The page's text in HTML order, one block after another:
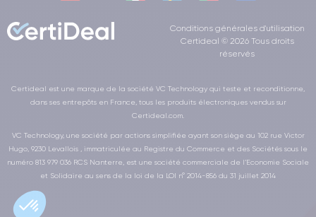
Conditions générales d'utilisation
Certideal © 2026 Tous droits
réservés
Certideal est une marque de la société VC Technology qui teste et reconditionne,
dans ses entrepôts en France, tous les produits électroniques vendus sur
Certideal.com.
VC Technology, une société par actions simplifiée ayant son siège au 102 rue Victor
Hugo, 9230 Levallois , immatriculée au Registre du Commerce et des Sociétés sous le
numéro 813 979 036 RCS Nanterre, est une société commerciale de l’Economie Sociale
et Solidaire au sens de la loi de la LOI n° 2014-856 du 31 juillet 2014